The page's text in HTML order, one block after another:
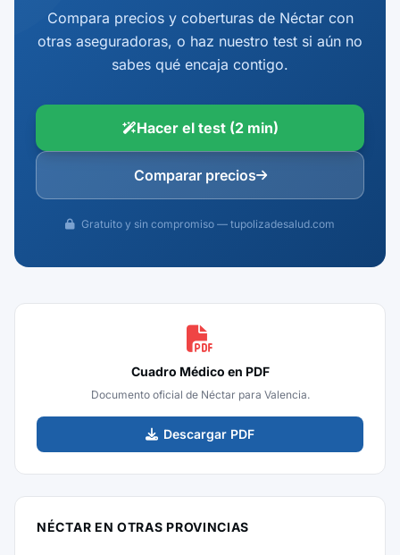
Compara precios y coberturas de Néctar con
otras aseguradoras, o haz nuestro test si aún no
sabes qué encaja contigo.
Hacer el test (2 min)
Comparar precios
Gratuito y sin compromiso — tupolizadesalud.com
Cuadro Médico en PDF
Documento oficial de Néctar para Valencia.
Descargar PDF
NÉCTAR EN OTRAS PROVINCIAS